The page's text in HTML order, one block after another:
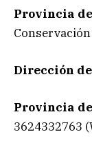
Provincia
Dirección
Provincia
3624332763